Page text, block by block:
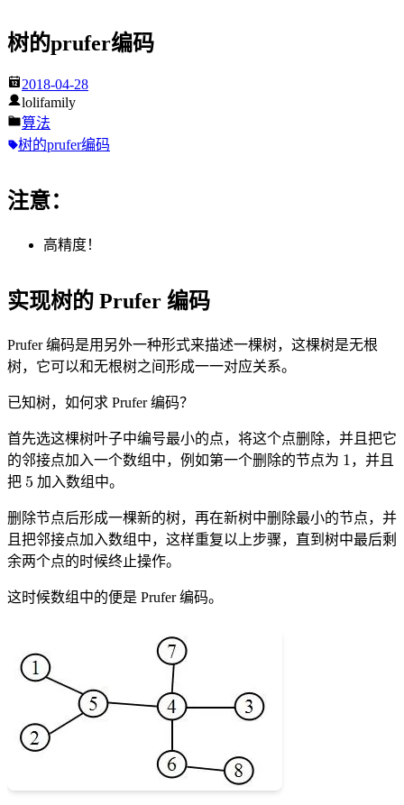
树的prufer编码
2018-04-28
lolifamily
算法
树的prufer编码
注意：
高精度！
实现树的 Prufer 编码
Prufer 编码是用另外一种形式来描述一棵树，这棵树是无根
树，它可以和无根树之间形成一一对应关系。
已知树，如何求 Prufer 编码？
首先选这棵树叶子中编号最小的点，将这个点删除，并且把它
的邻接点加入一个数组中，例如第一个删除的节点为 1
1
，并且
把 5 加入数组中。
删除节点后形成一棵新的树，再在新树中删除最小的节点，并
且把邻接点加入数组中，这样重复以上步骤，直到树中最后剩
余两个点的时候终止操作。
这时候数组中的便是 Prufer 编码。